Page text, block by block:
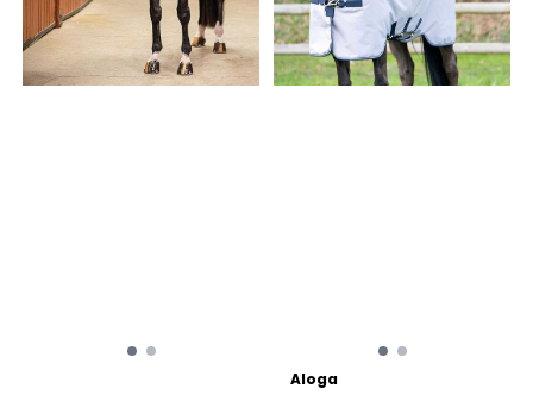
Aloga